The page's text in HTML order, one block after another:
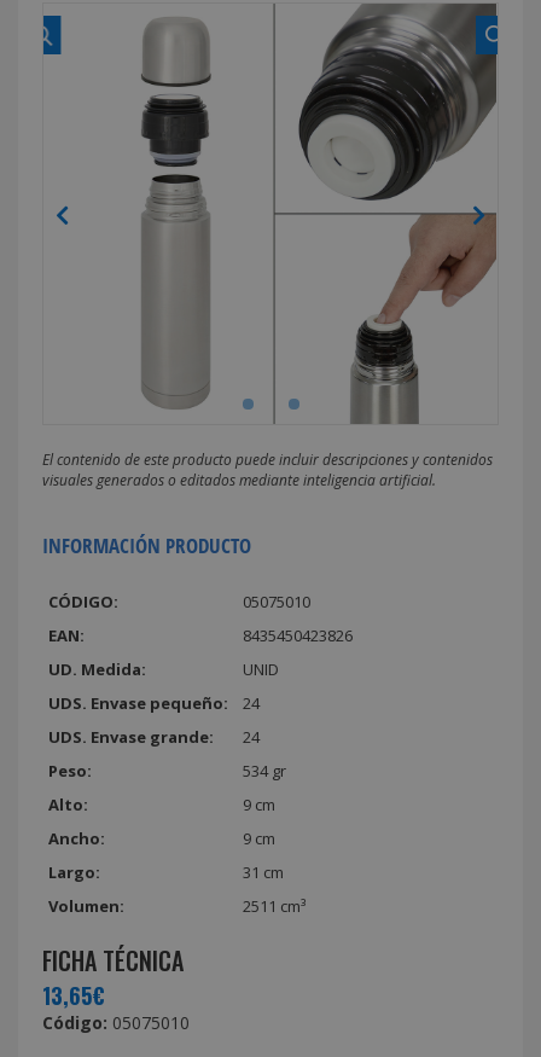
El contenido de este producto puede incluir descripciones y contenidos
visuales generados o editados mediante inteligencia artificial.
INFORMACIÓN PRODUCTO
CÓDIGO:
05075010
EAN:
8435450423826
UD. Medida:
UNID
UDS. Envase pequeño:
24
UDS. Envase grande:
24
Peso:
534 gr
Alto:
9 cm
Ancho:
9 cm
Largo:
31 cm
Volumen:
2511 cm³
FICHA TÉCNICA
13,65€
Código: 05075010